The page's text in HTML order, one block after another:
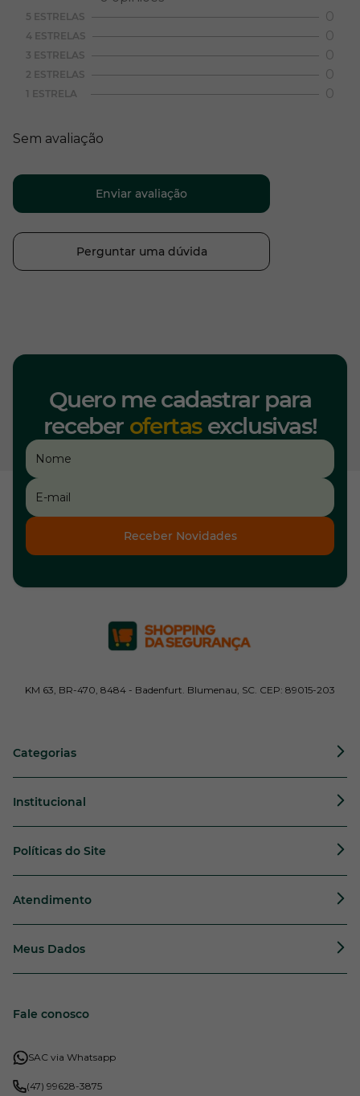
5 ESTRELAS 0
4 ESTRELAS 0
3 ESTRELAS 0
2 ESTRELAS 0
1 ESTRELA 0
Sem avaliação
Enviar avaliação
Perguntar uma dúvida
Quero me cadastrar para
receber ofertasexclusivas!
Receber Novidades
KM 63, BR-470, 8484 - Badenfurt. Blumenau, SC. CEP: 89015-203
Categorias
Institucional
Políticas do Site
Atendimento
Meus Dados
Fale conosco
SAC via Whatsapp
(47) 99628-3875